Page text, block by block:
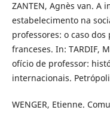
ZANTEN, Agnès van. A
estabelecimento na
professores: o caso
franceses. In: TARDIF,
ofício de professor:
internacionais.
WENGER, Etienne.